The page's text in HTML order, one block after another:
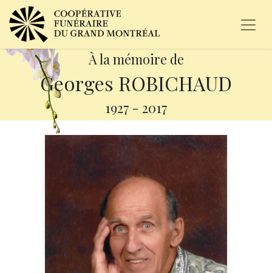
À la mémoire de
Georges ROBICHAUD
1927 - 2017